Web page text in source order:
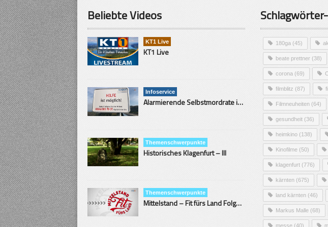
Beliebte Videos
KT1 Live
KT1 Live
Infoservice
Alarmierende Selbstmordrate in Kärnten
Themenschwerpunkte
Historisches Klagenfurt – III
Themenschwerpunkte
Mittelstand – Fit fürs Land Folge 9- Konditor
180ga (45) ak
beate prettner (38)
corona (69)
filmblitz (87)
Filmneuheiten (64)
gesundheit (36)
heimkino (138)
Kinofilme (50)
klagenfurt (776)
kärnten (675)
land kärnten (46)
Markus Malle (68)
messe (40)